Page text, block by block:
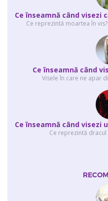
Ce reprezintă moartea în
Ce înseamnă când
Visele în care ne apar
Ce reprezintă dracul